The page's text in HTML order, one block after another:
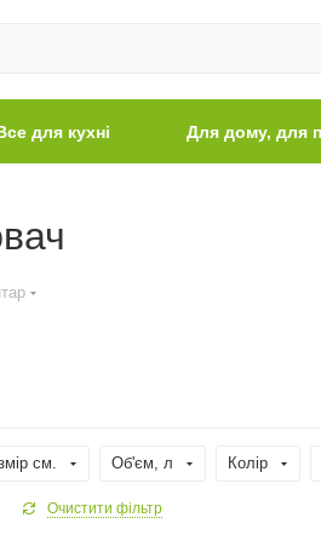
для кухні Для дому, для
см. Об'єм, л Колір
Очистити фільтр